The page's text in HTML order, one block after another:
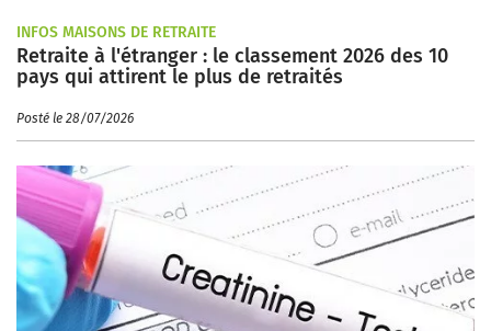
INFOS MAISONS DE RETRAITE
Retraite à l'étranger : le classement 2026 des 10
pays qui attirent le plus de retraités
Posté le 28/07/2026